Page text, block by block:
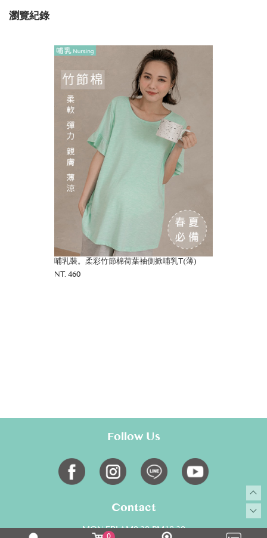
瀏覽紀錄
哺乳裝。柔彩竹節棉荷葉袖側掀哺乳T(薄)
NT. 460
Follow Us
Contact
MON-FRI AM9:30-PM18:30